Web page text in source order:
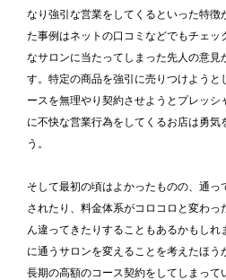
なり強引な営業をしてくるといった特徴
た事例はネットの口コミなどでもチェッ
なサロンに当たってしまった先人の意見
す。特定の商品を強引に売りつけようと
ースを無理やり契約させようとプレッ
に不快な営業行為をしてくるお店は勇気
う。
そして最初の頃はよかったものの、通っ
されたり、料金体系がコロコロと変わ
ん違ってきたりすることもあるかもしれ
に通うサロンを変えることを考えたほう
長期の高額のコース契約をしてしまっ